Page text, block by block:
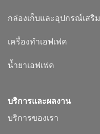
กล่องเก็บและอุปกรณ์เสริม
เครื่องทำเอฟเฟค
น้ำยาเอฟเฟค
บริการและผลงาน
บริการของเรา